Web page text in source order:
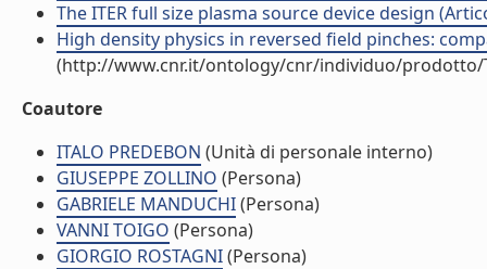
The ITER full size plasma source device design
High density physics in reversed field pinches:
(http://www.cnr.it/ontology/cnr/individuo/prodotto/
Coautore
ITALO PREDEBON (Unità di personale interno)
GIUSEPPE ZOLLINO (Persona)
GABRIELE MANDUCHI(Persona)
VANNI TOIGO (Persona)
GIORGIO ROSTAGNI(Persona)